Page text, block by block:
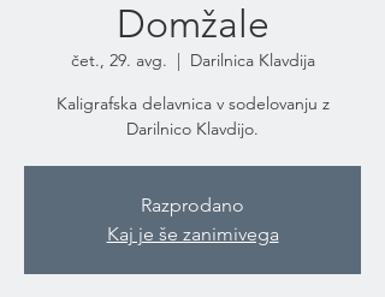
Domžale
čet., 29. avg.
  |
Darilnica Klavdija
Kaligrafska delavnica v sodelovanju z
Darilnico Klavdijo.
Razprodano
Kaj je še zanimivega